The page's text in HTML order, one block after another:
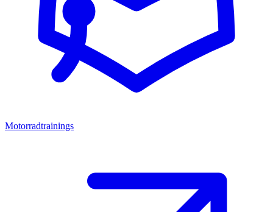
Motorradtrainings